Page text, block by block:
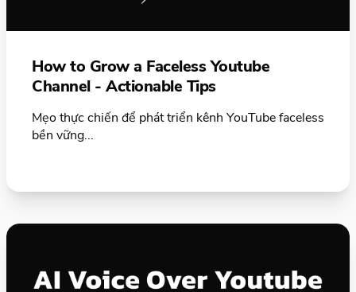
How to Grow a Faceless Youtube
Channel - Actionable Tips
Mẹo thực chiến để phát triển kênh YouTube faceless
bền vững...